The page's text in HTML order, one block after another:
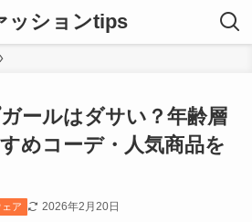
ッションtips
ールはダサい？年齢層
めコーデ・人気商品を
ア 2026年2月20日